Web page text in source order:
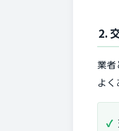
2.
業者
よ